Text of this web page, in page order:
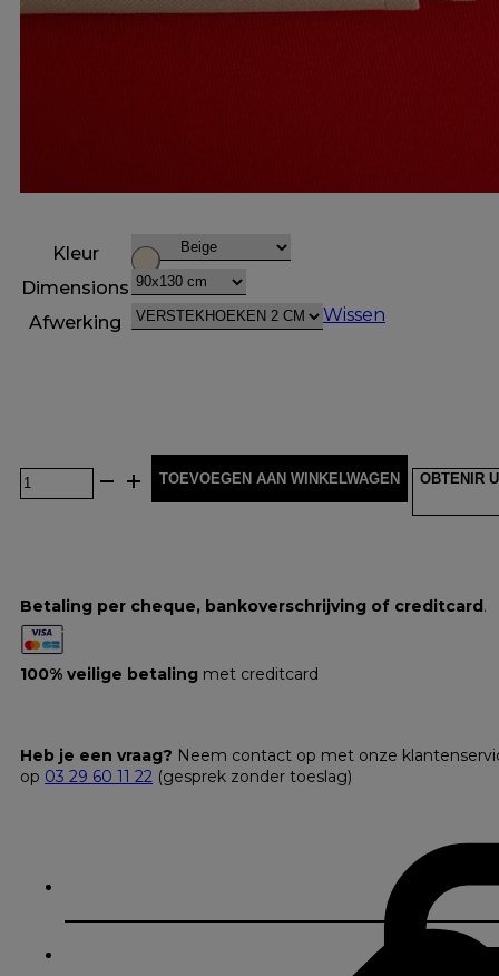
Kleur
Dimensions
Afwerking
Wissen
TOEVOEGEN AAN WINKELWAGEN OBTENIR
Betaling per cheque, bankoverschrijving of creditcard.
100% veilige betaling met creditcard
Heb je een vraag? Neem contact op met onze
op 03 29 60 11 22 (gesprek zonder toeslag)